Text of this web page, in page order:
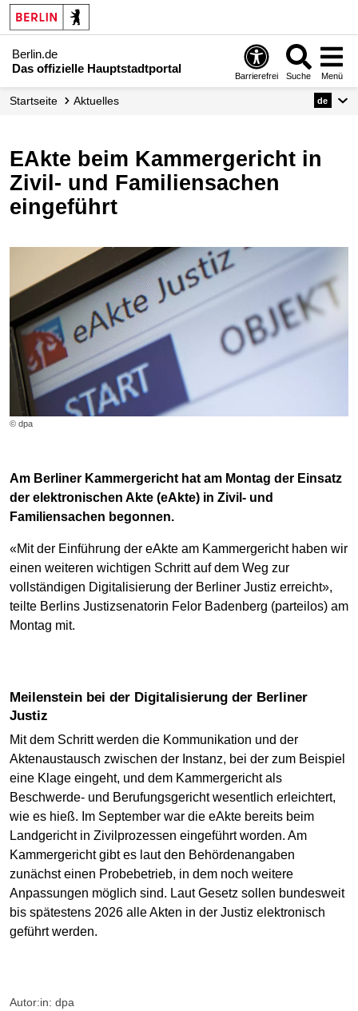
Berlin.de
Das offizielle Hauptstadtportal
Barrierefrei Suche Menü
Startseite Aktuelles de
eAkte beim Kammergericht in
Zivil- und Familiensachen
eingeführt
© dpa
Am Berliner Kammergericht hat am Montag der Einsatz
der elektronischen Akte (eAkte) in Zivil- und
Familiensachen begonnen.
«Mit der Einführung der eAkte am Kammergericht haben wir
einen weiteren wichtigen Schritt auf dem Weg zur
vollständigen Digitalisierung der Berliner Justiz erreicht»,
teilte Berlins Justizsenatorin Felor Badenberg (parteilos) am
Montag mit.
Meilenstein bei der Digitalisierung der Berliner
Justiz
Mit dem Schritt werden die Kommunikation und der
Aktenaustausch zwischen der Instanz, bei der zum Beispiel
eine Klage eingeht, und dem Kammergericht als
Beschwerde- und Berufungsgericht wesentlich erleichtert,
wie es hieß. Im September war die eAkte bereits beim
Landgericht in Zivilprozessen eingeführt worden. Am
Kammergericht gibt es laut den Behördenangaben
zunächst einen Probebetrieb, in dem noch weitere
Anpassungen möglich sind. Laut Gesetz sollen bundesweit
bis spätestens 2026 alle Akten in der Justiz elektronisch
geführt werden.
Autor:in: dpa